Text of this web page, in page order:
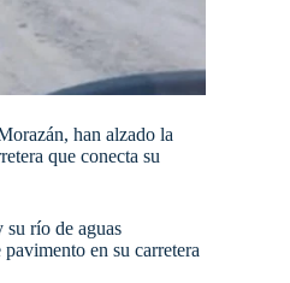
han alzado la
que conecta su
río de aguas
en su carretera